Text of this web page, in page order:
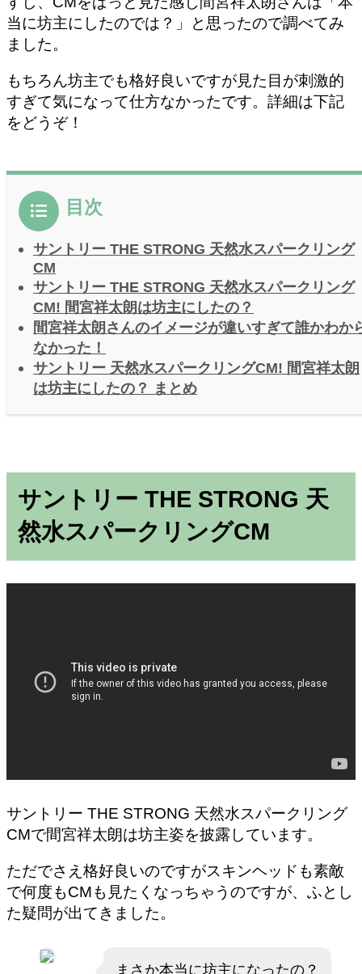
当に坊主にしたのでは？」と思ったので調べてみ
ました。
もちろん坊主でも格好良いですが見た目が刺激的
すぎて気になって仕方なかったです。詳細は下記
をどうぞ！
目次
サントリー THE STRONG 天然水スパークリング
CM
サントリー THE STRONG 天然水スパークリング
CM! 間宮祥太朗は坊主にしたの？
間宮祥太朗さんのイメージが違いすぎて誰かわか
なかった！
サントリー 天然水スパークリングCM! 間宮祥太朗
は坊主にしたの？ まとめ
サントリー THE STRONG 天
然水スパークリングCM
サントリー THE STRONG 天然水スパークリング
CMで間宮祥太朗は坊主姿を披露しています。
ただでさえ格好良いのですがスキンヘッドも素敵
で何度もCMも見たくなっちゃうのですが、ふとし
た疑問が出てきました。
まさか本当に坊主になったの？